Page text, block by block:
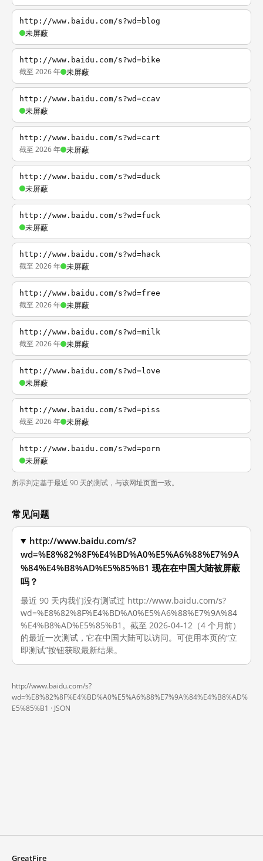
http://www.baidu.com/s?wd=blog
未屏蔽
http://www.baidu.com/s?wd=bike
截至 2026 年 未屏蔽
http://www.baidu.com/s?wd=ccav
未屏蔽
http://www.baidu.com/s?wd=cart
截至 2026 年 未屏蔽
http://www.baidu.com/s?wd=duck
未屏蔽
http://www.baidu.com/s?wd=fuck
未屏蔽
http://www.baidu.com/s?wd=hack
截至 2026 年 未屏蔽
http://www.baidu.com/s?wd=free
截至 2026 年 未屏蔽
http://www.baidu.com/s?wd=milk
截至 2026 年 未屏蔽
http://www.baidu.com/s?wd=love
未屏蔽
http://www.baidu.com/s?wd=piss
截至 2026 年 未屏蔽
http://www.baidu.com/s?wd=porn
未屏蔽
所示判定基于最近 90 天的测试，与该网址页面一致。
常见问题
http://www.baidu.com/s?
wd=%E8%82%8F%E4%BD%A0%E5%A6%88%E7%9A
%84%E4%B8%AD%E5%85%B1 现在在中国大陆被屏蔽
吗？
最近 90 天内我们没有测试过 http://www.baidu.com/s?
wd=%E8%82%8F%E4%BD%A0%E5%A6%88%E7%9A%84
%E4%B8%AD%E5%85%B1。截至 2026-04-12（4 个月前）
的最近一次测试，它在中国大陆可以访问。可使用本页的“立
即测试”按钮获取最新结果。
http://www.baidu.com/s?
wd=%E8%82%8F%E4%BD%A0%E5%A6%88%E7%9A%84%E4%B8%AD%
E5%85%B1 · JSON
GreatFire